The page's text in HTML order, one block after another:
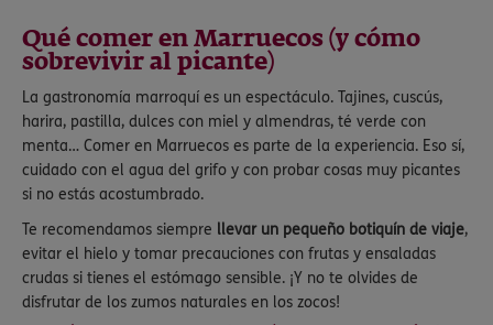
Qué comer en Marruecos (y cómo
sobrevivir al picante)
La gastronomía marroquí es un espectáculo. Tajines, cuscús,
harira, pastilla, dulces con miel y almendras, té verde con
menta… Comer en Marruecos es parte de la experiencia. Eso sí,
cuidado con el agua del grifo y con probar cosas muy picantes
si no estás acostumbrado.
Te recomendamos siempre llevar un pequeño botiquín de viaje,
evitar el hielo y tomar precauciones con frutas y ensaladas
crudas si tienes el estómago sensible. ¡Y no te olvides de
disfrutar de los zumos naturales en los zocos!